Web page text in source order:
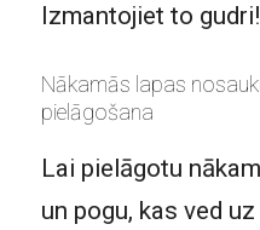
Izmantojiet to gudri!
Nākamās lapas
pielāgošana
Lai pielāgotu
un pogu, kas ved